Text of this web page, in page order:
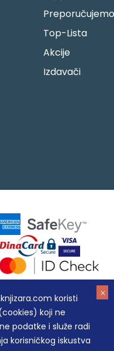
koristi
koji ne
podatke i služe radi
korisničkog iskustva
Preporučujemo
Top-Lista
Akcije
Izdavači
DOO BEOGRAD
MB: 20337524